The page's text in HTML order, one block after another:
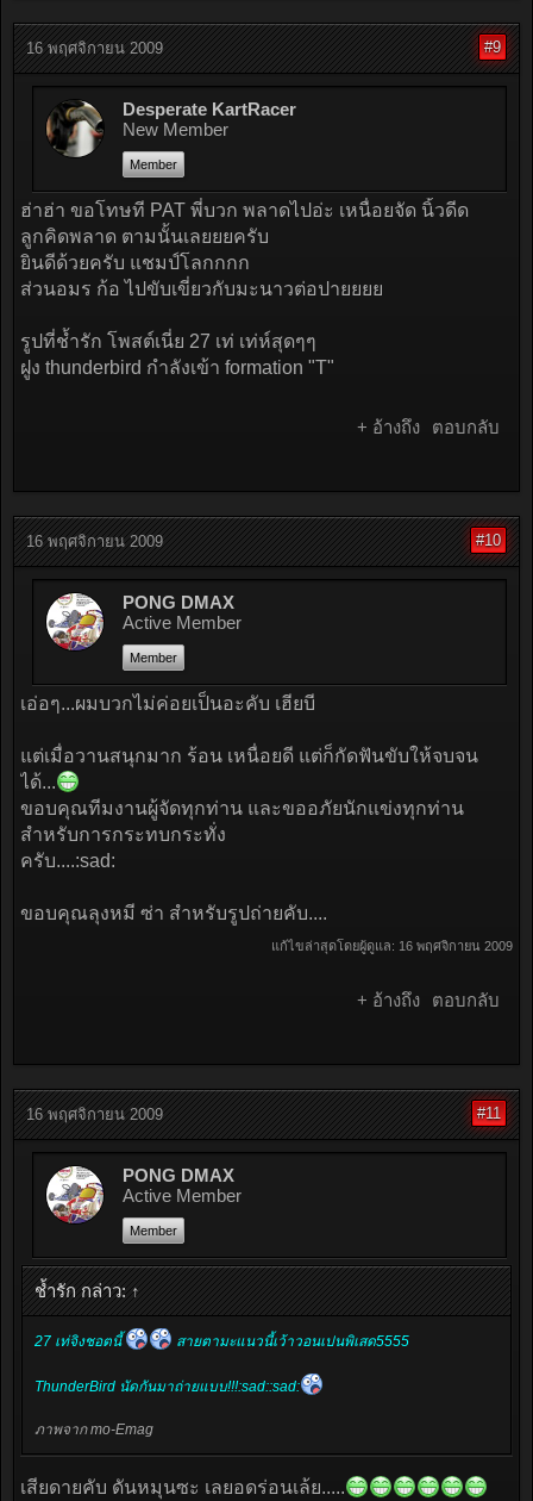
16 พฤศจิกายน 2009 #9
Desperate KartRacer
New Member
Member
ฮ่าฮ่า ขอโทษที PAT พี่บวก พลาดไปอ่ะ เหนื่อยจัด นิ้วดีด
ลูกคิดพลาด ตามนั้นเลยยยครับ
ยินดีด้วยครับ แชมป์โลกกกก
ส่วนอมร ก้อ ไปขับเขี่ยวกับมะนาวต่อปายยยย
รูปที่ช้ำรัก โพสต์เนี่ย 27 เท่ เท่ห์สุดๆๆ
ฝูง thunderbird กำลังเข้า formation "T"
+ อ้างถึง ตอบกลับ
16 พฤศจิกายน 2009 #10
PONG DMAX
Active Member
Member
เอ่อๆ...ผมบวกไม่ค่อยเป็นอะคับ เฮียบี
แต่เมื่อวานสนุกมาก ร้อน เหนื่อยดี แต่ก็กัดฟันขับให้จบจน
ได้...
ขอบคุณทีมงานผู้จัดทุกท่าน และขออภัยนักแข่งทุกท่าน
สำหรับการกระทบกระทั่ง
ครับ....:sad:
ขอบคุณลุงหมี ซ่า สำหรับรูปถ่ายคับ....
แก้ไขล่าสุดโดยผู้ดูแล: 16 พฤศจิกายน 2009
+ อ้างถึง ตอบกลับ
16 พฤศจิกายน 2009 #11
PONG DMAX
Active Member
Member
ช้ำรัก กล่าว: ↑
27 เท่จิงชอตนี้ สายตามะแนวนี้เว้าวอนเปนพิเสด5555
ThunderBird นัดกันมาถ่ายแบบ!!!:sad::sad:
ภาพจาก mo-Emag
เสียดายคับ ดันหมุนซะ เลยอดร่อนเล้ย.....